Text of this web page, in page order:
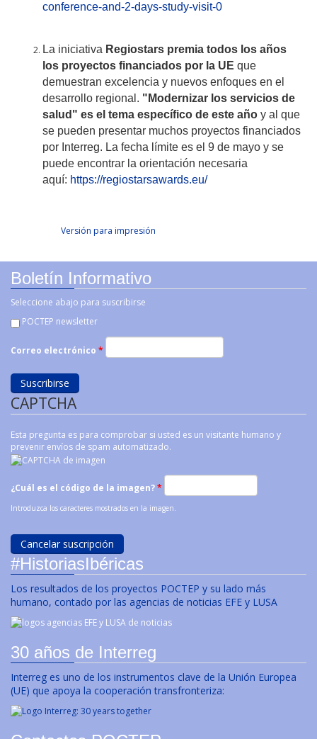
conference-and-2-days-study-visit-0
La iniciativa Regiostars premia todos los años
los proyectos financiados por la UE que
demuestran excelencia y nuevos enfoques en el
desarrollo regional. "Modernizar los servicios de
salud" es el tema específico de este año y al que
se pueden presentar muchos proyectos financiados
por Interreg. La fecha límite es el 9 de mayo y se
puede encontrar la orientación necesaria
aquí: https://regiostarsawards.eu/
Facebook Like
Compartir en Facebook
Tweet Widget
Linkedin Share Button
Versión para impresión
Boletín Informativo
Seleccione abajo para suscribirse
POCTEP newsletter
Correo electrónico *
CAPTCHA
Esta pregunta es para comprobar si usted es un visitante humano y
prevenir envíos de spam automatizado.
¿Cuál es el código de la imagen?*
Introduzca los caracteres mostrados en la imagen.
#HistoriasIbéricas
Los resultados de los proyectos POCTEP y su lado más
humano, contado por las agencias de noticias EFE y LUSA
30 años de Interreg
Interreg es uno de los instrumentos clave de la Unión Europea
(UE) que apoya la cooperación transfronteriza: